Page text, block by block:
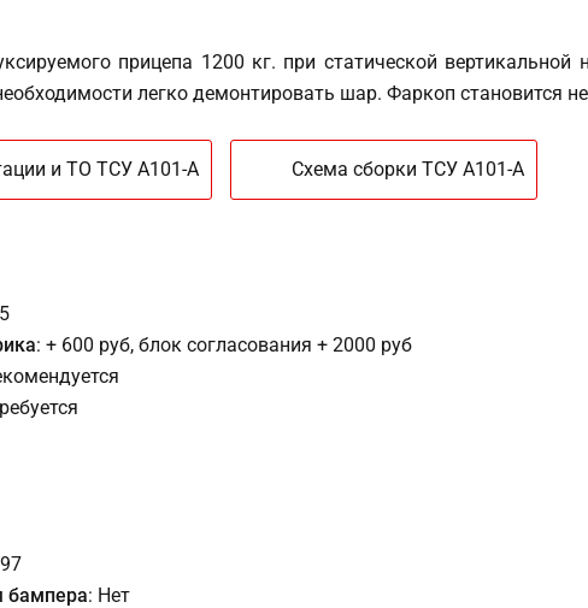
прицепа 1200 кг. при статической
легко демонтировать шар. Фаркоп становится
и ТО ТСУ A101-А Схема сборки ТСУ A101-А
: + 600 руб, блок согласования + 2000 руб
бампера: Нет